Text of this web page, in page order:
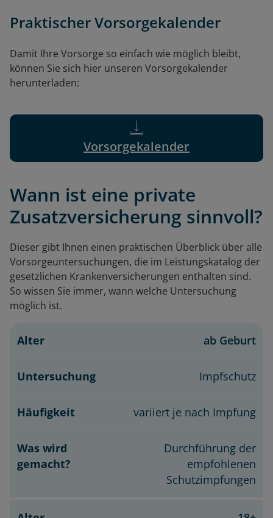
Praktischer Vorsorgekalender
Damit Ihre Vorsorge so einfach wie möglich bleibt,
können Sie sich hier unseren Vorsorgekalender
herunterladen:
Vorsorgekalender
Wann ist eine private
Zusatzversicherung sinnvoll?
Dieser gibt Ihnen einen praktischen Überblick über alle
Vorsorgeuntersuchungen, die im Leistungskatalog der
gesetzlichen Krankenversicherungen enthalten sind.
So wissen Sie immer, wann welche Untersuchung
möglich ist.
Alter Häufigkeit
ab Geburt
Impfschutz
variiert je nach Impfung
Durchführung der
empfohlenen
Schutzimpfungen